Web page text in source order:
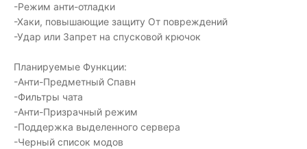
-Режим анти-отладки
-Хаки, повышающие защиту От повреждений
-Удар или Запрет на спусковой крючок
Планируемые Функции:
-Анти-Предметный Спавн
-Фильтры чата
-Анти-Призрачный режим
-Поддержка выделенного сервера
-Черный список модов